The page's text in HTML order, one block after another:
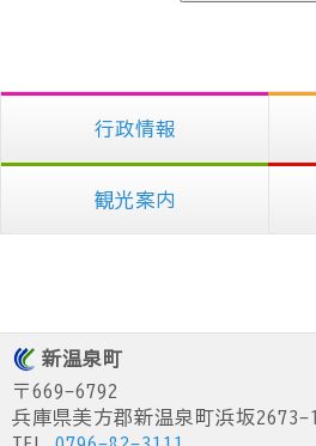
行政情報
観光案内
新温泉町
〒669-6792
兵庫県美方郡新温泉町浜坂2673-1